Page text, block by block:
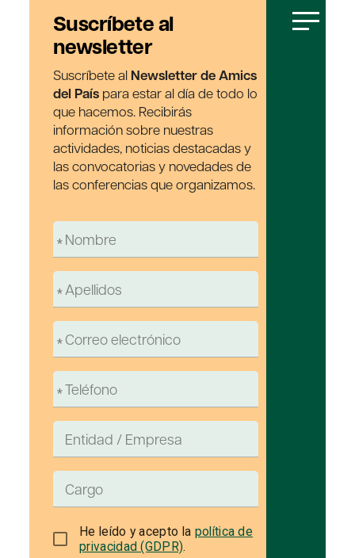
Suscríbete al
newsletter
Suscríbete al Newsletter de Amics
del País para estar al día de todo lo
que hacemos. Recibirás
información sobre nuestras
actividades, noticias destacadas y
las convocatorias y novedades de
las conferencias que organizamos.
He leído y acepto la política de
privacidad (GDPR).